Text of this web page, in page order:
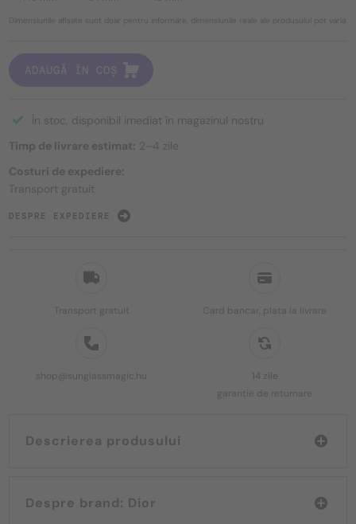
Transport gratuit Card bancar, plata la livrare
shop@sunglassmagic.hu
14 zile
garanție de returnare
Descrierea produsului
Despre brand: Dior
Dimensiunile afișate sunt doar pentru informare, dimensiunile reale ale produsului pot varia.
ADAUGĂ ÎN COȘ
În stoc, disponibil imediat în magazinul nostru
Timp de livrare estimat: 2–4 zile
Costuri de expediere:
Transport gratuit
DESPRE EXPEDIERE